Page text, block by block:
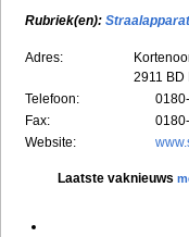
Rubriek(en):
Adres:
2911 BD
Telefoon:
Fax:
Website:
Laatste vaknieuws